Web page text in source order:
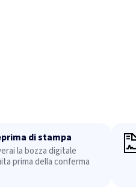
di stampa
la bozza digitale
prima della conferma